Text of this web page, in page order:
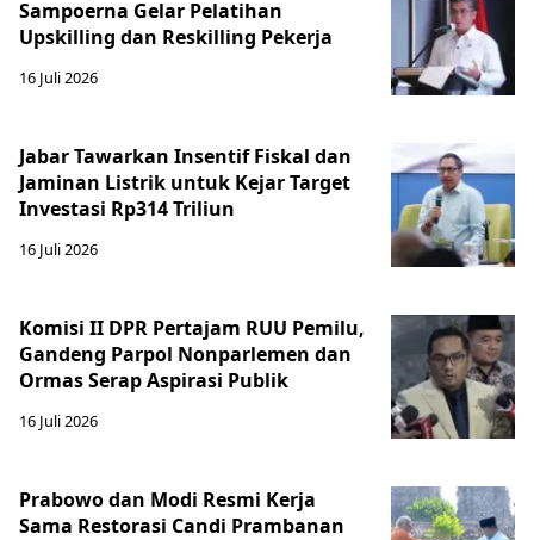
Sampoerna Gelar Pelatihan
Upskilling dan Reskilling Pekerja
16 Juli 2026
Jabar Tawarkan Insentif Fiskal dan
Jaminan Listrik untuk Kejar Target
Investasi Rp314 Triliun
16 Juli 2026
Komisi II DPR Pertajam RUU Pemilu,
Gandeng Parpol Nonparlemen dan
Ormas Serap Aspirasi Publik
16 Juli 2026
Prabowo dan Modi Resmi Kerja
Sama Restorasi Candi Prambanan